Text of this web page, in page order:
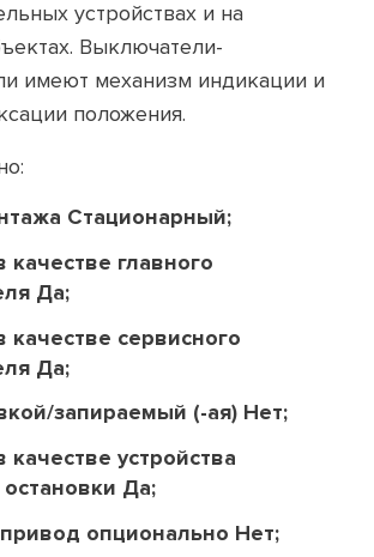
устройствах и на
Выключатели-
имеют механизм индикации и
положения.
Стационарный;
качестве главного
Да;
качестве сервисного
Да;
запираемый (-ая) Нет;
устройства
Да;
опционально Нет;